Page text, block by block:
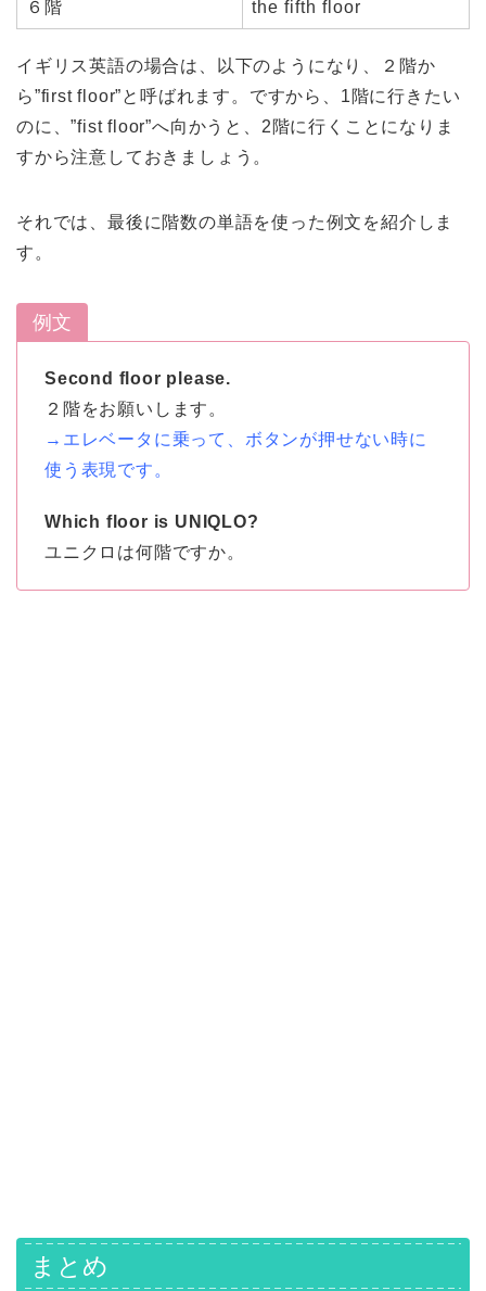
６階 the fifth floor
イギリス英語の場合は、以下のようになり、２階か
ら”first floor”と呼ばれます。ですから、1階に行きたい
のに、”fist floor”へ向かうと、2階に行くことになりま
すから注意しておきましょう。
それでは、最後に階数の単語を使った例文を紹介しま
す。
例文
Second floor please.
２階をお願いします。
→エレベータに乗って、ボタンが押せない時に
使う表現です。
Which floor is UNIQLO?
ユニクロは何階ですか。
まとめ